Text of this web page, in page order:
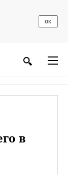
ОК
в